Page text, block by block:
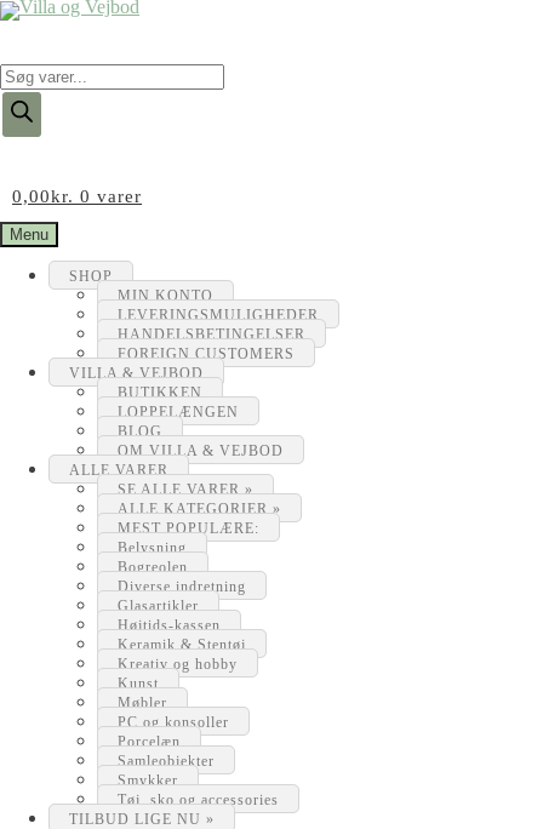
Products
search
0,00kr. 0 varer
Menu
SHOP
MIN KONTO
LEVERINGSMULIGHEDER
HANDELSBETINGELSER
FOREIGN CUSTOMERS
VILLA & VEJBOD
BUTIKKEN
LOPPELÆNGEN
BLOG
OM VILLA & VEJBOD
ALLE VARER
SE ALLE VARER »
ALLE KATEGORIER »
MEST POPULÆRE:
Belysning
Bogreolen
Diverse indretning
Glasartikler
Højtids-kassen
Keramik & Stentøj
Kreativ og hobby
Kunst
Møbler
PC og konsoller
Porcelæn
Samleobjekter
Smykker
Tøj, sko og accessories
TILBUD LIGE NU »